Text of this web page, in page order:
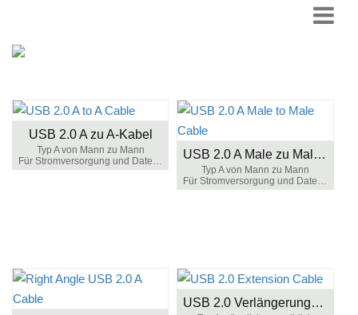
USB 2.0 A zu A-Kabel
Typ A von Mann zu Mann
Für Stromversorgung und Datenübertragung
USB 2.0 A Male zu Male Kabel
Typ A von Mann zu Mann
Für Stromversorgung und Datenübertragung
USB 2.0 Verlängerungskabel